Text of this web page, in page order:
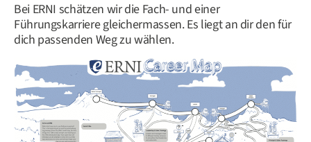
Bei ERNI schätzen wir die Fach- und einer
Führungskarriere gleichermassen. Es liegt an dir den für
dich passenden Weg zu wählen.